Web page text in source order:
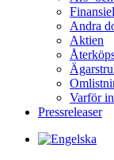
Andra
Aktien
Varför
Pressreleaser